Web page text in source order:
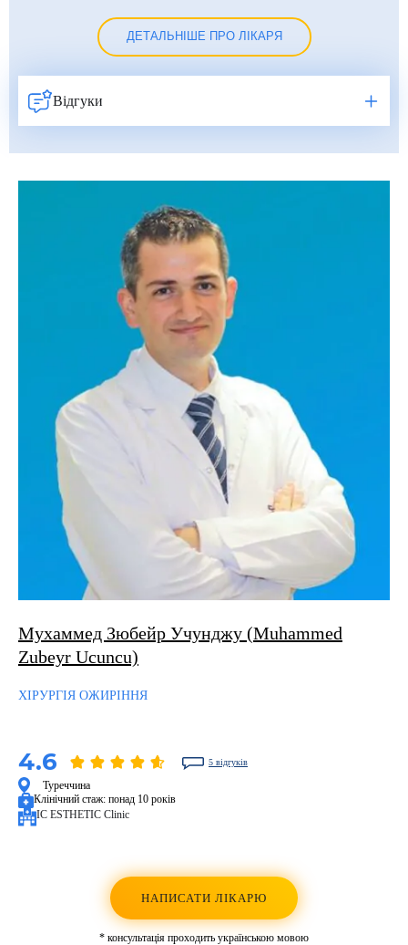
Умут Демірджи (Umut Demirci)
Фатіх Айдоган (Fatih Aydogan)
Хале Башак Чалар (Hale Basak Caglar)
Хамдулла Созен (Hamdullah Sozen)
ДЕТАЛЬНІШЕ ПРО ЛІКАРЯ
Відгуки
Мухаммед Зюбейр Учунджу (Muhammed
Zubeyr Ucuncu)
ХІРУРГІЯ ОЖИРІННЯ
4.6 5 відгуків
Туреччина
Клінічний стаж: понад 10 років
IC ESTHETIC Clinic
НАПИСАТИ ЛІКАРЮ
* консультація проходить українською мовою